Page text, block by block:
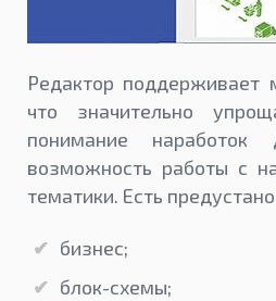
Редактор поддерживает
что значительно
понимание наработок
возможность работы с
тематики. Есть
бизнес;
блок-схемы;